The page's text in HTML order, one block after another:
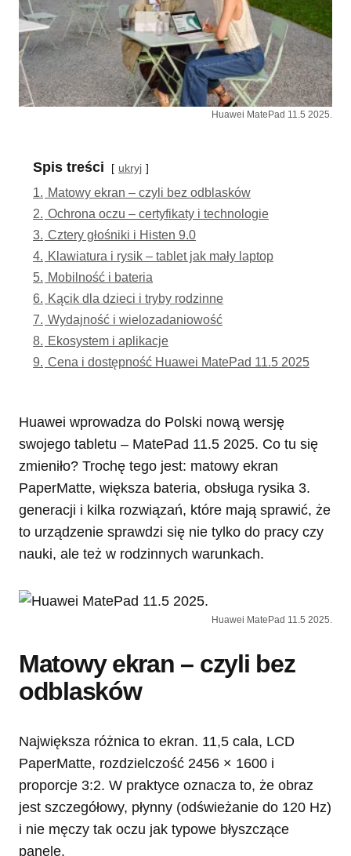
Huawei MatePad 11.5 2025.
Spis treści ukryj
1. Matowy ekran – czyli bez odblasków
2. Ochrona oczu – certyfikaty i technologie
3. Cztery głośniki i Histen 9.0
4. Klawiatura i rysik – tablet jak mały laptop
5. Mobilność i bateria
6. Kącik dla dzieci i tryby rodzinne
7. Wydajność i wielozadaniowość
8. Ekosystem i aplikacje
9. Cena i dostępność Huawei MatePad 11.5 2025
Huawei wprowadza do Polski nową wersję
swojego tabletu – MatePad 11.5 2025. Co tu się
zmieniło? Trochę tego jest: matowy ekran
PaperMatte, większa bateria, obsługa rysika 3.
generacji i kilka rozwiązań, które mają sprawić, że
to urządzenie sprawdzi się nie tylko do pracy czy
nauki, ale też w rodzinnych warunkach.
Huawei MatePad 11.5 2025.
Matowy ekran – czyli bez
odblasków
Największa różnica to ekran. 11,5 cala, LCD
PaperMatte, rozdzielczość 2456 × 1600 i
proporcje 3:2. W praktyce oznacza to, że obraz
jest szczegółowy, płynny (odświeżanie do 120 Hz)
i nie męczy tak oczu jak typowe błyszczące
panele.